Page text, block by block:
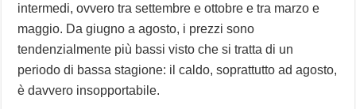
intermedi, ovvero tra settembre e ottobre e tra marzo e
maggio. Da giugno a agosto, i prezzi sono
tendenzialmente più bassi visto che si tratta di un
periodo di bassa stagione: il caldo, soprattutto ad agosto,
è davvero insopportabile.